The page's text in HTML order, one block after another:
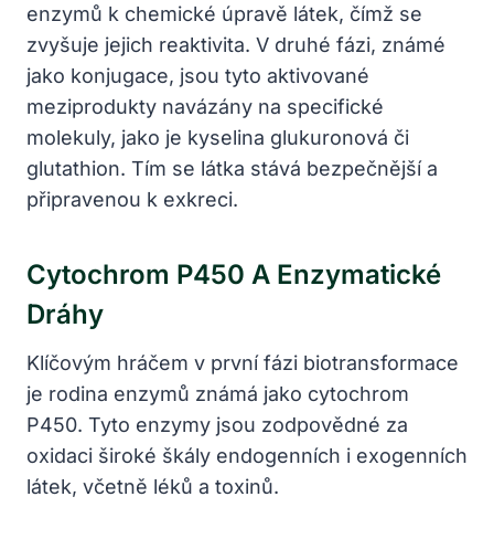
enzymů k chemické úpravě látek, čímž se
zvyšuje jejich reaktivita. V druhé fázi, známé
jako konjugace, jsou tyto aktivované
meziprodukty navázány na specifické
molekuly, jako je kyselina glukuronová či
glutathion. Tím se látka stává bezpečnější a
připravenou k exkreci.
Cytochrom P450 A Enzymatické
Dráhy
Klíčovým hráčem v první fázi biotransformace
je rodina enzymů známá jako cytochrom
P450. Tyto enzymy jsou zodpovědné za
oxidaci široké škály endogenních i exogenních
látek, včetně léků a toxinů.